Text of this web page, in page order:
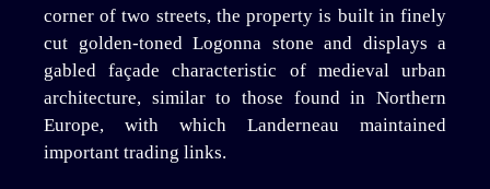
corner of two streets, the property is built in finely
cut golden-toned Logonna stone and displays a
gabled façade characteristic of medieval urban
architecture, similar to those found in Northern
Europe, with which Landerneau maintained
important trading links.